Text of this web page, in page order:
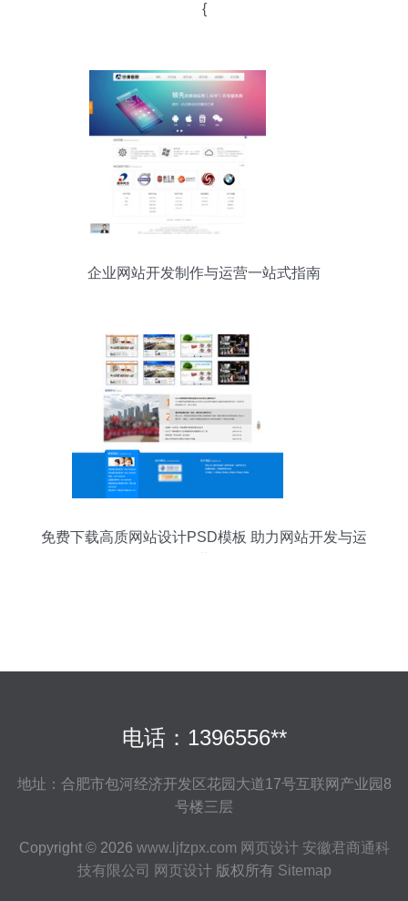
{
企业网站开发制作与运营一站式指南
免费下载高质网站设计PSD模板 助力网站开发与运
电话：1396556**
地址：合肥市包河经济开发区花园大道17号互联网产业园8
号楼三层
Copyright © 2026 www.ljfzpx.com 网页设计 安徽君商通科
技有限公司
网页设计版权所有 Sitemap